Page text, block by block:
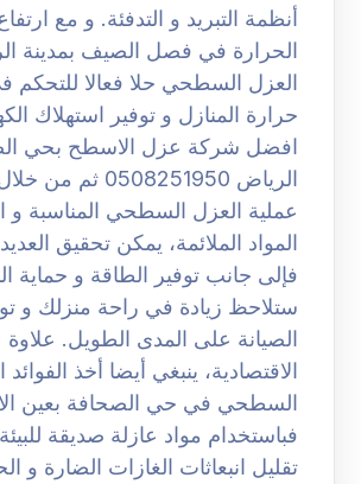
أنظمة التبريد و التدفئة. و مع
الحرارة في فصل الصيف بمدينة
العزل السطحي حلا فعالا للتحكم
حرارة المنازل و توفير استهلاك
افضل شركة عزل الاسطح بحي
الرياض 0508251950 ثم
عملية العزل السطحي المناسبة و
المواد الملائمة، يمكن تحقيق
فإلى جانب توفير الطاقة و حماية
ستلاحظ زيادة في راحة منزلك و
الصيانة على المدى الطويل. علاوة
الاقتصادية، ينبغي أيضا أخذ الفوائد
السطحي في حي الصحافة بعين
فباستخدام مواد عازلة صديقة
تقليل انبعاثات الغازات الضارة و